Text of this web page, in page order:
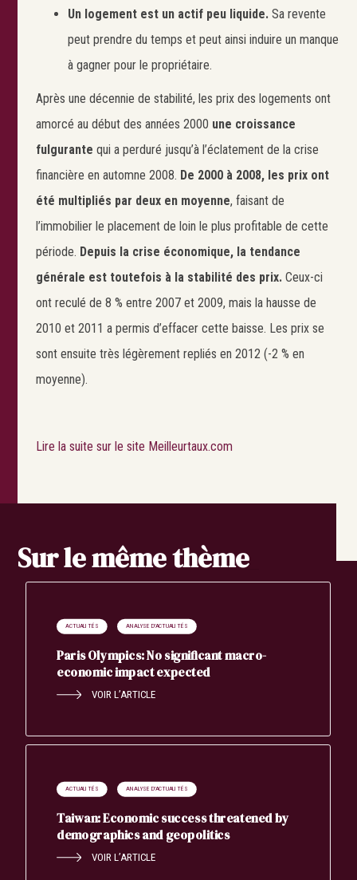
Un logement est un actif peu liquide.Sa revente
peut prendre du temps et peut ainsi induire un manque
à gagner pour le propriétaire.
Après une décennie de stabilité, les prix des logements ont
amorcé au début des années 2000 une croissance
fulgurante qui a perduré jusqu’à l’éclatement de la crise
financière en automne 2008. De 2000 à 2008, les prix ont
été multipliés par deux en moyenne, faisant de
l’immobilier le placement de loin le plus profitable de cette
période. Depuis la crise économique, la tendance
générale est toutefois à la stabilité des prix.Ceux-ci
ont reculé de 8 % entre 2007 et 2009, mais la hausse de
2010 et 2011 a permis d’effacer cette baisse. Les prix se
sont ensuite très légèrement repliés en 2012 (-2 % en
moyenne).
Lire la suite sur le site Meilleurtaux.com
Sur le même thème
ACTUALITÉS ANALYSE D'ACTUALITÉS
Paris Olympics: No significant macro-
economic impact expected
VOIR L’ARTICLE
ACTUALITÉS ANALYSE D'ACTUALITÉS
Taiwan: Economic success threatened by
demographics and geopolitics
VOIR L’ARTICLE